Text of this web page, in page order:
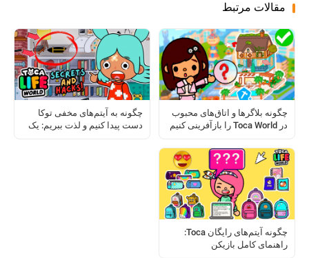
مقالات مرتبط
چگونه بلاگرها و اتاق‌های محبوب
در Toca World را بازآفرینی کنیم
چگونه به آیتم‌های مخفی توکا
دست پیدا کنیم و لذت ببریم: یک
چگونه آیتم‌های رایگان Toca:
راهنمای کامل بازیکن